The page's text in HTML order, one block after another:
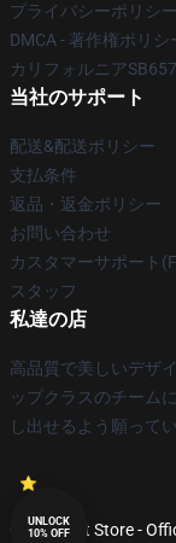
プライバシーポリシー
DMCA - 著作権ポリシ
カリフォルニア
当社のサポート
配送&配送ポリシー
支払条件
返品・返金ポリシー
お問い合わせ
カスタマーサポート
スタッフ
私達の店
高品質で美しいデザ
ップクラスのチーム
し出せるよう願ってい
© Doja Cat Store -
UNLOCK
10% OFF